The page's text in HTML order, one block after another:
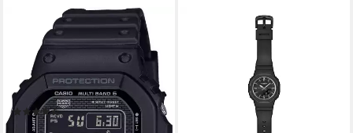
CASIO G-SHOCK
Funkchronograph GW-
5000HS-1ER, Armbanduhr,
Herrenuhr, digital,
automatischer Kalender
(39)
299,00 €
CASIO G-SHOCK
Chronograph GMA-P2110-
1AER, Quarzuhr, Armbanduhr,
Damenuhr, Herrenuhr, analog,
UVP139,00 €